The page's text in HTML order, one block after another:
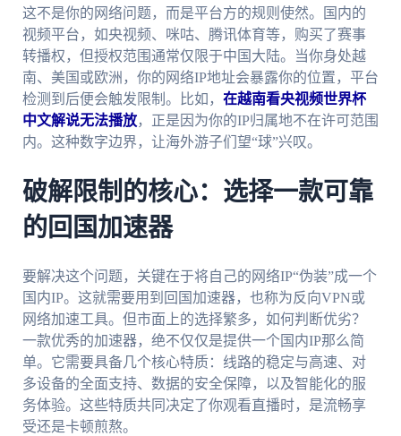
这不是你的网络问题，而是平台方的规则使然。国内的
视频平台，如央视频、咪咕、腾讯体育等，购买了赛事
转播权，但授权范围通常仅限于中国大陆。当你身处越
南、美国或欧洲，你的网络IP地址会暴露你的位置，平台
检测到后便会触发限制。比如， 在越南看央视频世界杯
中文解说无法播放，正是因为你的IP归属地不在许可范围
内。这种数字边界，让海外游子们望“球”兴叹。
破解限制的核心：选择一款可靠
的回国加速器
要解决这个问题，关键在于将自己的网络IP“伪装”成一个
国内IP。这就需要用到回国加速器，也称为反向VPN或
网络加速工具。但市面上的选择繁多，如何判断优劣？
一款优秀的加速器，绝不仅仅是提供一个国内IP那么简
单。它需要具备几个核心特质：线路的稳定与高速、对
多设备的全面支持、数据的安全保障，以及智能化的服
务体验。这些特质共同决定了你观看直播时，是流畅享
受还是卡顿煎熬。